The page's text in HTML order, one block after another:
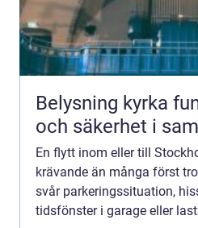
Belysning kyrka funktion, vördnad
och säkerhet i
En flytt inom eller till
krävande än många först
svår parkeringssituation,
tidsfönster i garage eller